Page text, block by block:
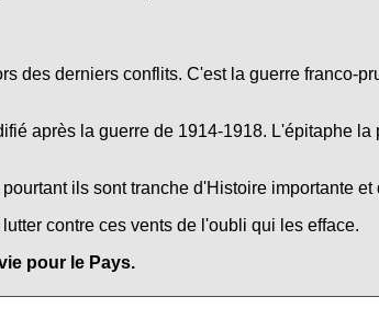
des derniers conflits. C'est la guerre franco-
après la guerre de 1914-1918. L'épitaphe la
ils sont tranche d'Histoire importante
contre ces vents de l'oubli qui les efface.
pour le Pays.